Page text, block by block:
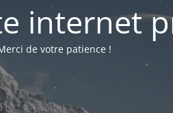
internet
de votre patience !